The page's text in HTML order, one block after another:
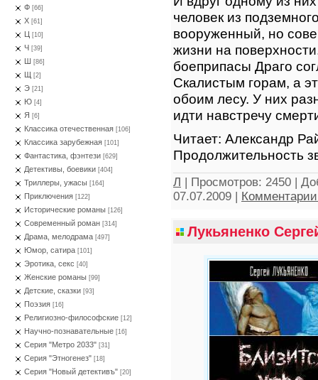
Ф [66]
Х [61]
Ц [10]
Ч [39]
Ш [86]
Щ [2]
Э [21]
Ю [4]
Я [6]
Классика отечественная [106]
Классика зарубежная [101]
Фантастика, фэнтези [629]
Детективы, боевики [404]
Триллеры, ужасы [164]
Приключения [122]
Исторические романы [126]
Современный роман [314]
Драма, мелодрама [497]
Юмор, сатира [101]
Эротика, секс [40]
Женские романы [99]
Детские, сказки [93]
Поэзия [16]
Религиозно-философские [12]
Научно-познавательные [16]
Серия "Метро 2033" [31]
Серия "Этногенез" [18]
Серия "Новый детективъ" [20]
человек из
вооруженный, но
жизни на
боеприпасы Драго
Скалистым горам, а
обоим лесу. У них
идти навстречу
Читает: Александр
Продолжительность
Л | Просмотров: 2450 |
07.07.2009 |
Лукьяненко